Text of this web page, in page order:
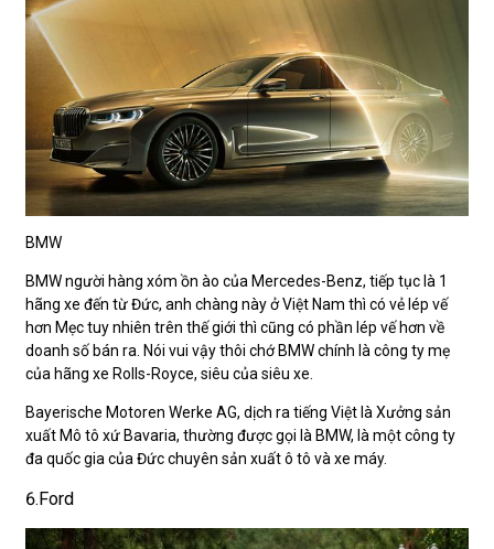
BMW
BMW người hàng xóm ồn ào của Mercedes-Benz, tiếp tục là 1
hãng xe đến từ Đức, anh chàng này ở Việt Nam thì có vẻ lép vế
hơn Mẹc tuy nhiên trên thế giới thì cũng có phần lép vế hơn về
doanh số bán ra. Nói vui vậy thôi chớ BMW chính là công ty mẹ
của hãng xe Rolls-Royce, siêu của siêu xe.
Bayerische Motoren Werke AG, dịch ra tiếng Việt là Xưởng sản
xuất Mô tô xứ Bavaria, thường được gọi là BMW, là một công ty
đa quốc gia của Đức chuyên sản xuất ô tô và xe máy.
6.Ford